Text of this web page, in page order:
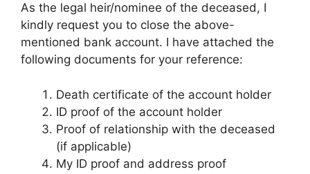
As the legal heir/nominee of the deceased, I
kindly request you to close the above-
mentioned bank account. I have attached the
following documents for your reference:
Death certificate of the account holder
ID proof of the account holder
Proof of relationship with the deceased
(if applicable)
My ID proof and address proof